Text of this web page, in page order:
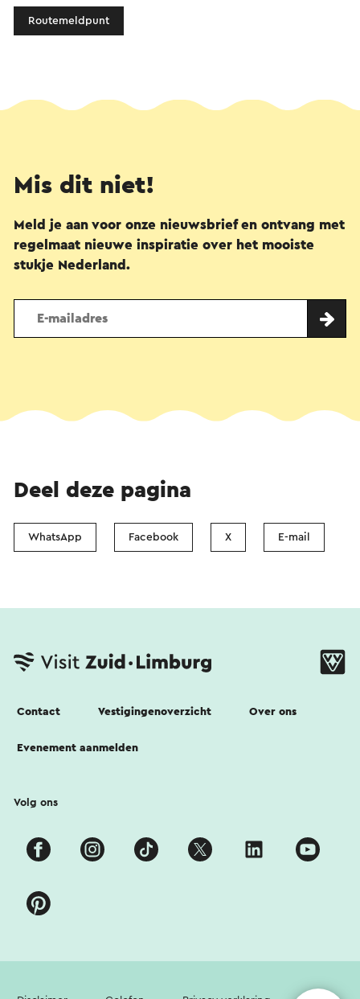
Routemeldpunt
Mis dit niet!
Meld je aan voor onze nieuwsbrief en ontvang met
regelmaat nieuwe inspiratie over het mooiste
stukje Nederland.
Deel deze pagina
WhatsApp Facebook X E-mail
Contact Vestigingenoverzicht Over ons
Evenement aanmelden
Volg ons